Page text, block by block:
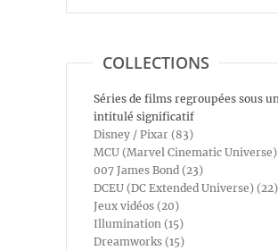
COLLECTIONS
Séries de films regroupées sous
intitulé significatif
Disney / Pixar (83)
MCU (Marvel Cinematic
007 James Bond (23)
DCEU (DC Extended Universe) (22)
Jeux vidéos (20)
Illumination (15)
Dreamworks (15)